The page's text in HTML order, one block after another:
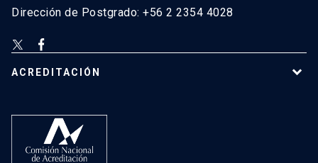
Dirección de Postgrado: +56 2 2354 4028
ACREDITACIÓN